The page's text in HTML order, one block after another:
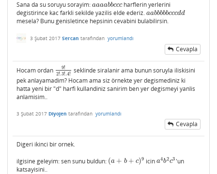
Sana da su soruyu sorayim: aaaabbccc
aaaabbcccharflerin yerlerini
degistirince kac farkli sekilde yazilis elde ederiz. aabbbbbcccdd
aabbbbbcccdd
mesela? Bunu genisletince hepsinin cevabini bulabilirsin.
3 Şubat 2017 Sercan tarafından yorumlandı
Cevapla
Hocam ordan 9!
2!.3!.4!
9!2!.3!.4!
seklinde siralanir ama bunun soruyla iliskisini
pek anlayamadim? Hocam ama siz örnekte yer degismediniz ki
hatta yeni bir "d" harfi kullandiniz sanirim ben yer degismeyi yanlis
anlamisim..
3 Şubat 2017 Diyojen tarafından yorumlandı
Cevapla
Digeri ikinci bir ornek.
ilgisine geleyim: sen sunu buldun: (a + b + c)9
(a+ b+ c)9 icina4b2c3
a4b2c3'un
katsayisini..